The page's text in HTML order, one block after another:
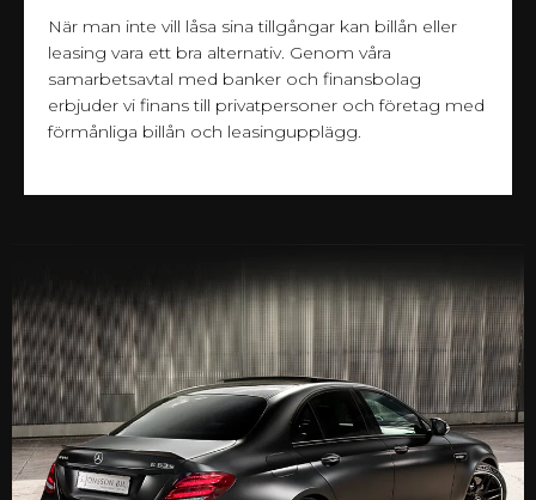
När man inte vill låsa sina tillgångar kan billån eller
leasing vara ett bra alternativ. Genom våra
samarbetsavtal med banker och finansbolag
erbjuder vi finans till privatpersoner och företag med
förmånliga billån och leasingupplägg.